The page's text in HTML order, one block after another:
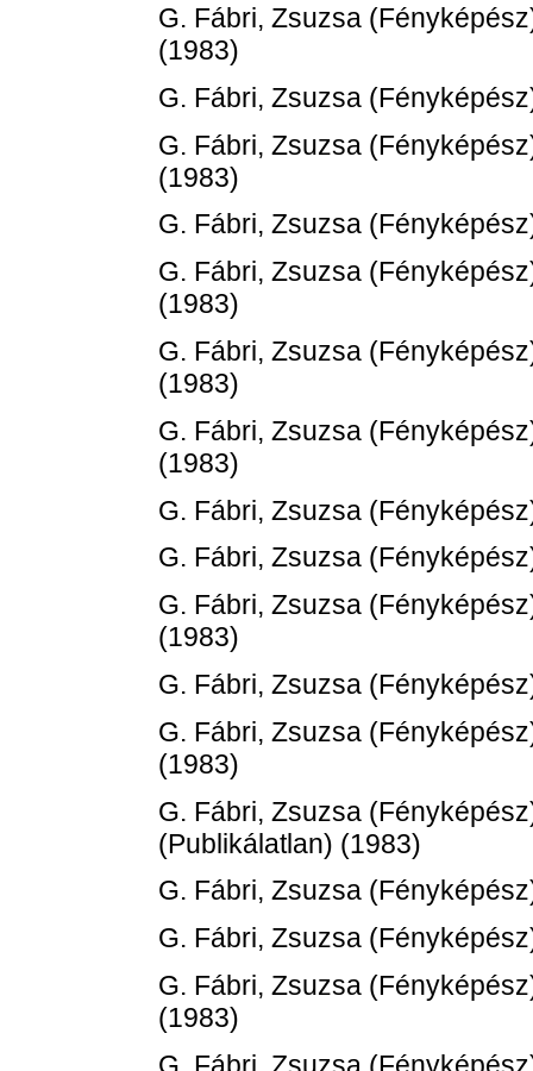
G. Fábri, Zsuzsa
(1983)
G. Fábri, Zsuzsa
G. Fábri, Zsuzsa
(1983)
G. Fábri, Zsuzsa
G. Fábri, Zsuzsa
(1983)
G. Fábri, Zsuzsa
(1983)
G. Fábri, Zsuzsa
(1983)
G. Fábri, Zsuzsa
G. Fábri, Zsuzsa
G. Fábri, Zsuzsa
(1983)
G. Fábri, Zsuzsa
G. Fábri, Zsuzsa
(1983)
G. Fábri, Zsuzsa
(Publikálatlan) (1983)
G. Fábri, Zsuzsa
G. Fábri, Zsuzsa
G. Fábri, Zsuzsa
(1983)
G. Fábri, Zsuzsa